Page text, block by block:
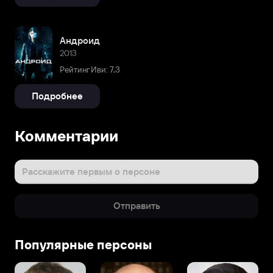
Андроид
2013
Рейтинг Иви: 7,3
Подробнее
Комментарии
Расскажите первым о персоне
Отправить
Популярные персоны